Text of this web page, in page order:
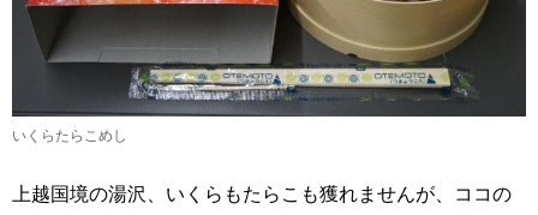
いくらたらこめし
上越国境の湯沢、いくらもたらこも獲れませんが、ココの